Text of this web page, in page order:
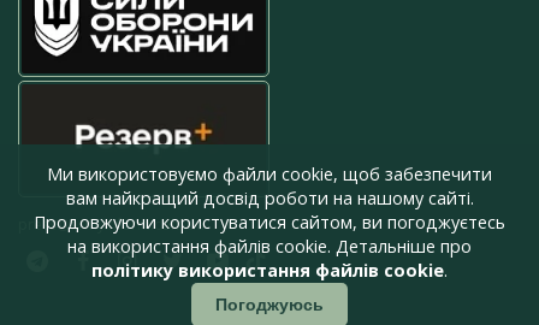
press@armyinform.com.ua
Ми використовуємо файли cookie, щоб забезпечити
вам найкращий досвід роботи на нашому сайті.
Продовжуючи користуватися сайтом, ви погоджуєтесь
на використання файлів cookie. Детальніше про
політику використання файлів cookie.
Погоджуюсь